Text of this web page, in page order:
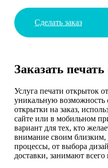
Сделать заказ
Заказать
Услуга печати открыток
уникальную возможность
открытки на заказ,
сайте или в мобильном
вариант для тех, кто
внимание своим близким,
процессы, от выбора
доставки, занимают всего